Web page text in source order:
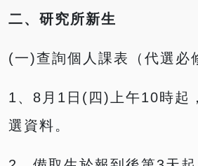
二、研究所新生
(一)查詢個人課表（代選必
1、8月1日(四)上午10時起
選資料。